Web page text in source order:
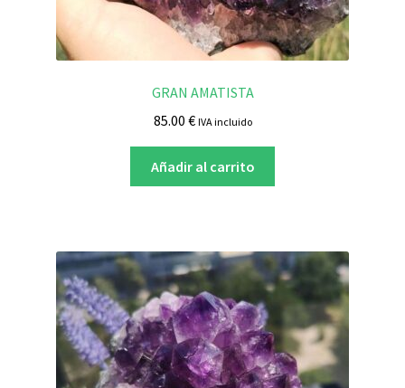
GRAN AMATISTA
85.00 € IVA incluido
Añadir al carrito